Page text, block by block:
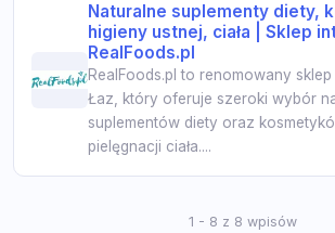
Naturalne suplementy diety,
higieny ustnej, ciała | Sklep
RealFoods.pl
RealFoods.pl to renomowany
Łaz, który oferuje szeroki wybór
suplementów diety oraz
pielęgnacji ciała....
1 - 8 z 8 wpisów